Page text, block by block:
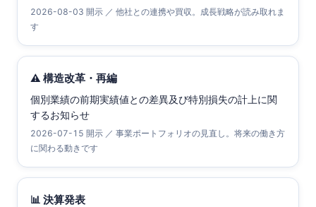
2026-08-03 開示 ／ 他社との連携や買収。成長戦略が読み取れま
す
⚠️ 構造改革・再編
個別業績の前期実績値との差異及び特別損失の計上に関
するお知らせ
2026-07-15 開示 ／ 事業ポートフォリオの見直し。将来の働き方
に関わる動きです
📊 決算発表